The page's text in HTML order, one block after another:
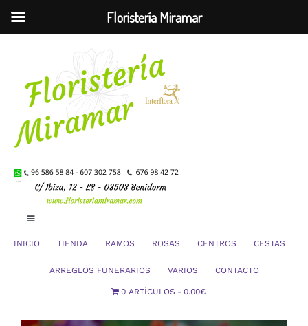
contenido
Toggle
INICIO TIENDA RAMOS ROSAS CENTROS CESTAS
ARREGLOS FUNERARIOS VARIOS CONTACTO
0 ARTÍCULOS 0.00€
Floristería Miramar